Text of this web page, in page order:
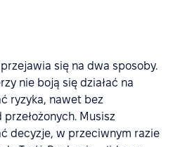
się na dwa sposoby.
nie boją się działać na
ryzyka, nawet bez
Musisz
decyzje, w przeciwnym razie